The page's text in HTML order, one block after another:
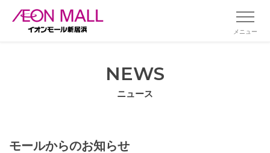
メニュー
NEWS
ニュース
モールからのお知らせ